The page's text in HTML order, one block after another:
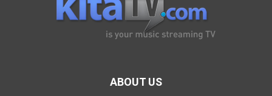
ABOUT US